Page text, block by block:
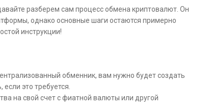
разберем сам процесс обмена криптовалют. Он
однако основные шаги остаются примерно
инструкции!
обменник, вам нужно будет создать
это требуется.
на свой счет с фиатной валюты или другой